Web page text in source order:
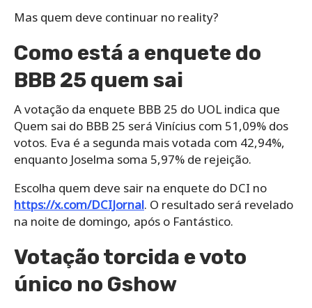
Mas quem deve continuar no reality?
Como está a enquete do
BBB 25 quem sai
A votação da enquete BBB 25 do UOL indica que
Quem sai do BBB 25 será Vinícius com 51,09% dos
votos. Eva é a segunda mais votada com 42,94%,
enquanto Joselma soma 5,97% de rejeição.
Escolha quem deve sair na enquete do DCI no
https://x.com/DCIJornal. O resultado será revelado
na noite de domingo, após o Fantástico.
Votação torcida e voto
único no Gshow